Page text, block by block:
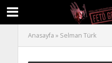
Anasayfa » Selman Türk